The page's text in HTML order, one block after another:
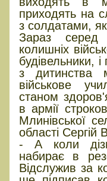
приходять на
з солдатами,
Зараз серед
колишніх
будівельники,
з дитинства
військове
станом
в армії
Млинівської
області Сергій
- А коли
набирає в
Відслужив за